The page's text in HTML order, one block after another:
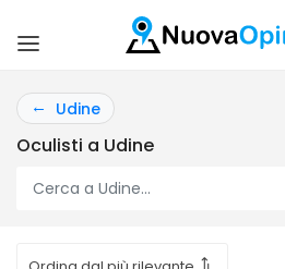
Udine
Oculisti a Udine